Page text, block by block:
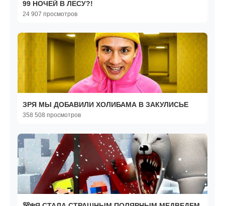
99 НОЧЕЙ В ЛЕСУ?!
24 907 просмотров
ЗРЯ МЫ ДОБАВИЛИ ХОЛИБАМА В ЗАКУЛИСЬЕ
358 508 просмотров